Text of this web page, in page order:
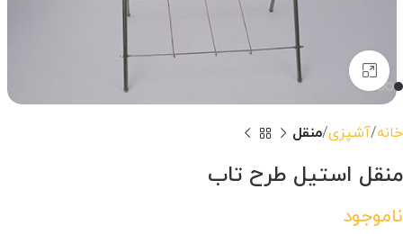
بزرگنمایی تصویر
خانه آشپزی منقل
منقل استیل طرح تاب
ناموجود